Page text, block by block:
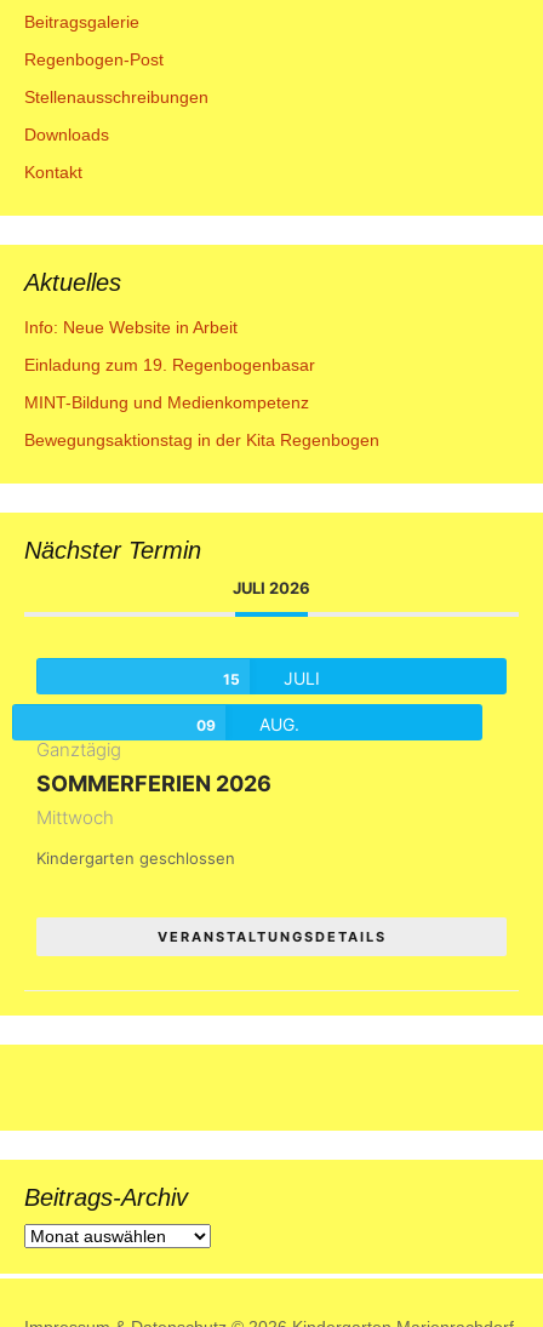
Beitragsgalerie
Regenbogen-Post
Stellenausschreibungen
Downloads
Kontakt
Aktuelles
Info: Neue Website in Arbeit
Einladung zum 19. Regenbogenbasar
MINT-Bildung und Medienkompetenz
Bewegungsaktionstag in der Kita Regenbogen
Nächster Termin
JULI 2026
15 JULI
09 AUG.
Ganztägig
SOMMERFERIEN 2026
Mittwoch
Kindergarten geschlossen
VERANSTALTUNGSDETAILS
Beitrags-Archiv
Beitrags-